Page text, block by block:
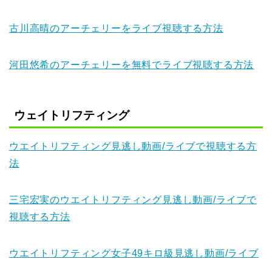
古川高晴のアーチェリーをライブ視聴する方法
河田悠希のアーチェリーを無料でライブ視聴する方法
ウェイトリフティング
ウエイトリフティング見逃し動画/ライブで視聴する方
法
三宅宏実のウエイトリフティング見逃し動画/ライブで
視聴する方法
ウエイトリフティング女子49キロ級見逃し動画/ライブ